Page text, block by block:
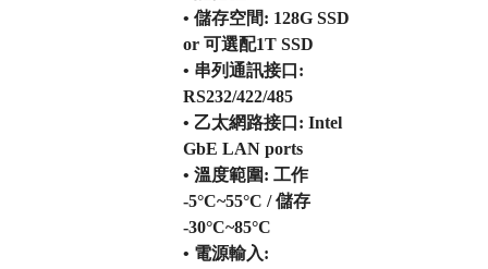
• 儲存空間: 128G SSD
or 可選配1T SSD
• 串列通訊接口:
RS232/422/485
• 乙太網路接口: Intel
GbE LAN ports
• 溫度範圍: 工作
-5°C~55°C / 儲存
-30°C~85°C
• 電源輸入: